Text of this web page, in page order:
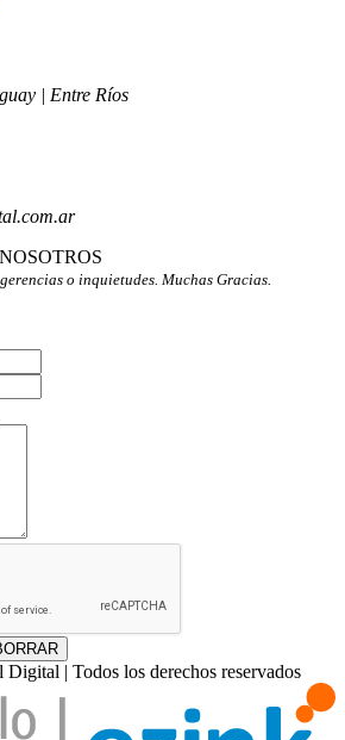
| Entre Ríos
o inquietudes. Muchas Gracias.
| Todos los derechos reservados